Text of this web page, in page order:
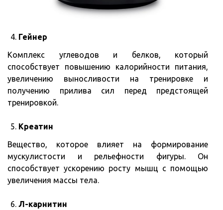
Гейнер
Комплекс углеводов и белков, который
способствует повышению калорийности питания,
увеличению выносливости на тренировке и
получению прилива сил перед предстоящей
тренировкой.
Креатин
Вещество, которое влияет на формирование
мускулистости и рельефности фигуры. Он
способствует ускорению росту мышц с помощью
увеличения массы тела.
Л-карнитин